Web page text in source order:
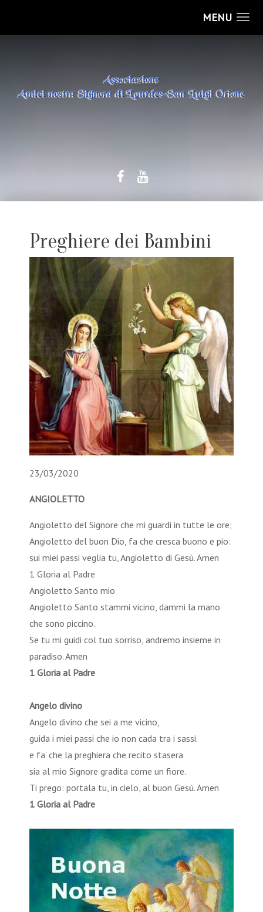
MENU
Preghiere dei Bambini
23/03/2020
ANGIOLETTO
Angioletto del Signore che mi guardi in tutte le ore;
Angioletto del buon Dio, fa che cresca buono e pio:
sui miei passi veglia tu, Angioletto di Gesù. Amen
1 Gloria al Padre
Angioletto Santo mio
Angioletto Santo stammi vicino, dammi la mano
che sono piccino.
Se tu mi guidi col tuo sorriso, andremo insieme in
paradiso. Amen
1 Gloria al Padre
Angelo divino
Angelo divino che sei a me vicino,
guida i miei passi che io non cada tra i sassi.
e fa’ che la preghiera che recito stasera
sia al mio Signore gradita come un fiore.
Ti prego: portala tu, in cielo, al buon Gesù. Amen
1 Gloria al Padre